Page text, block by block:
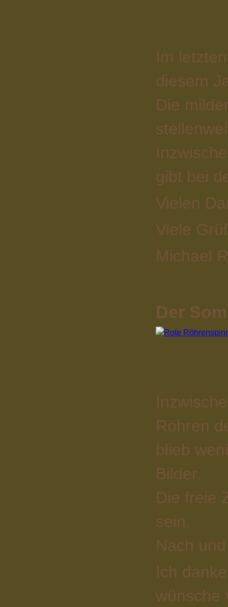
Im
diesem
Die
gibt bei
Vielen
Viele
Michael
Der
Röhren
blieb
Bilder.
Die freie
sein.
Nach
Ich
wünsche